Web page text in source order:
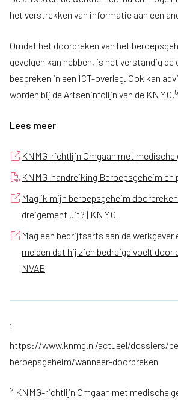
het verstrekken van informatie aan een
Omdat het doorbreken van het
gevolgen kan hebben, is het verstandig de
bespreken in een ICT-overleg. Ook kan
worden bij de Artseninfolijn van de KNMG.5
Lees meer
KNMG-richtlijn Omgaan met medische
KNMG-handreiking Beroepsgeheim
Mag ik mijn beroepsgeheim
dreigement uit? | KNMG
Mag een bedrijfsarts aan de
melden dat hij zich bedreigd voelt door
NVAB
1
https://www.knmg.nl/actueel/dossiers/
beroepsgeheim/wanneer-doorbreken
2 KNMG-richtlijn Omgaan met medische